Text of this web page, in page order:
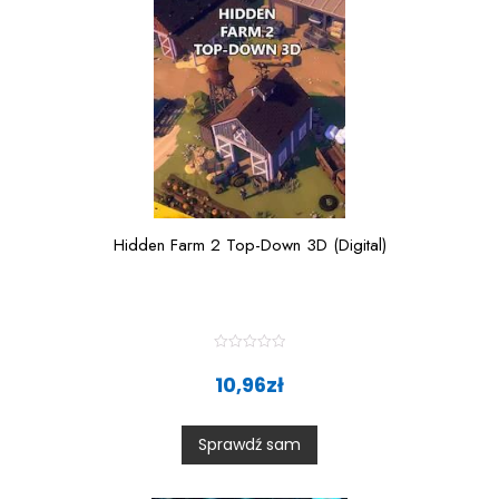
Hidden Farm 2 Top-Down 3D (Digital)
0
o
u
t
10,96zł
Sprawdź sam